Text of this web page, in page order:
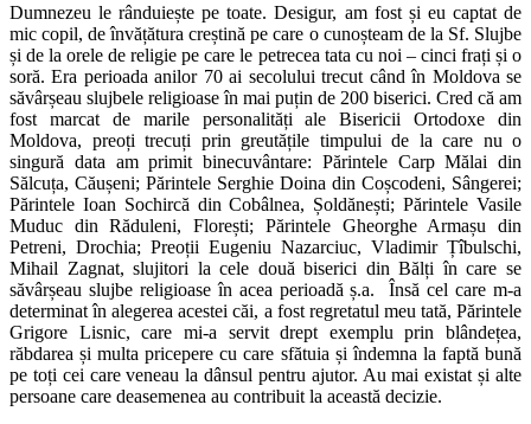
Dumnezeu le rânduiește pe toate. Desigur, am fost și eu captat de
mic copil, de învățătura creștină pe care o cunoșteam de la Sf. Slujbe
și de la orele de religie pe care le petrecea tata cu noi – cinci frați și o
soră. Era perioada anilor 70 ai secolului trecut când în Moldova se
săvârșeau slujbele religioase în mai puțin de 200 biserici. Cred că am
fost marcat de marile personalități ale Bisericii Ortodoxe din
Moldova, preoți trecuți prin greutățile timpului de la care nu o
singură data am primit binecuvântare: Părintele Carp Mălai din
Sălcuța, Căușeni; Părintele Serghie Doina din Coșcodeni, Sângerei;
Părintele Ioan Sochircă din Cobâlnea, Șoldănești; Părintele Vasile
Muduc din Răduleni, Florești; Părintele Gheorghe Armașu din
Petreni, Drochia; Preoții Eugeniu Nazarciuc, Vladimir Țîbulschi,
Mihail Zagnat, slujitori la cele două biserici din Bălți în care se
săvârșeau slujbe religioase în acea perioadă ș.a. Însă cel care m-a
determinat în alegerea acestei căi, a fost regretatul meu tată, Părintele
Grigore Lisnic, care mi-a servit drept exemplu prin blândețea,
răbdarea și multa pricepere cu care sfătuia și îndemna la faptă bună
pe toți cei care veneau la dânsul pentru ajutor. Au mai existat și alte
persoane care deasemenea au contribuit la această decizie.